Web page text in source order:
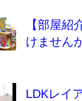
【部屋
けません
LDKレイ